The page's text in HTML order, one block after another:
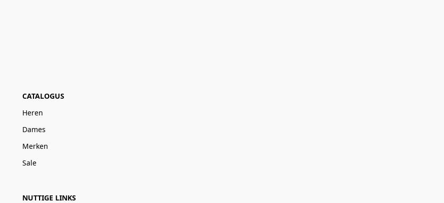
CATALOGUS
Heren
Dames
Merken
Sale
NUTTIGE LINKS